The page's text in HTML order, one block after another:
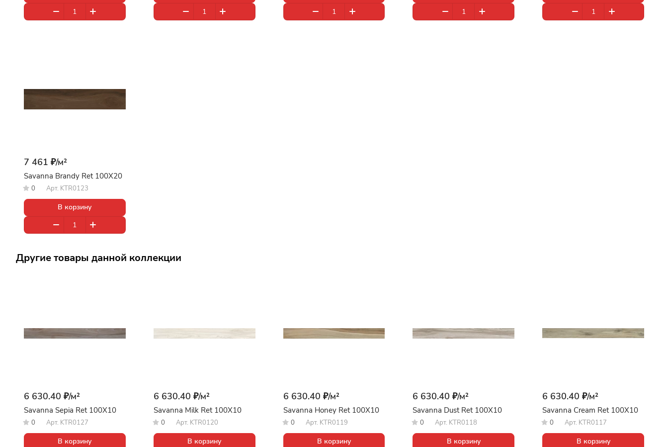
7 461 ₽/м²
Savanna Brandy Ret 100X20
0 Арт. KTR0123
В корзину
Другие товары данной коллекции
6 630.40 ₽/м²
Savanna Sepia Ret 100X10
0 Арт. KTR0127
В корзину
6 630.40 ₽/м²
Savanna Milk Ret 100X10
0 Арт. KTR0120
В корзину
6 630.40 ₽/м²
Savanna Honey Ret 100X10
0 Арт. KTR0119
В корзину
6 630.40 ₽/м²
Savanna Dust Ret 100X10
0 Арт. KTR0118
В корзину
6 630.40 ₽/м²
Savanna Cream Ret 100X10
0 Арт. KTR0117
В корзину